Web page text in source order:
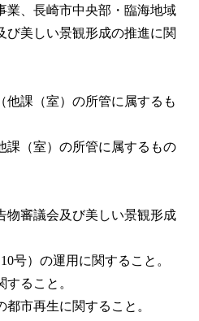
業、長崎市中央部・臨海地域
び美しい景観形成の推進に関
他課（室）の所管に属するも
課（室）の所管に属するもの
物審議会及び美しい景観形成
号）の運用に関すること。
ること。
市再生に関すること。